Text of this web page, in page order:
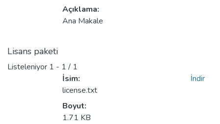
Açıklama:
Ana Makale
Lisans paketi
Listeleniyor 1 - 1 / 1
İsim:
license.txt
Boyut:
1.71 KB
İndir